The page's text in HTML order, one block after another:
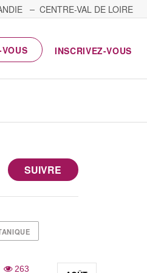
CENTRE-VAL DE LOIRE
INSCRIVEZ-VOUS
SUIVRE
263